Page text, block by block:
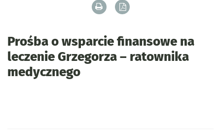
Drukuj zawartość bieżącej strony
Zapisz tekst bieżącej
Prośba o wsparcie finansowe na
leczenie Grzegorza – ratownika
medycznego